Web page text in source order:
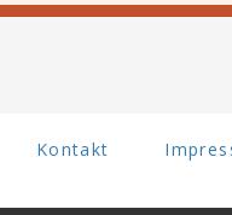
Kontakt